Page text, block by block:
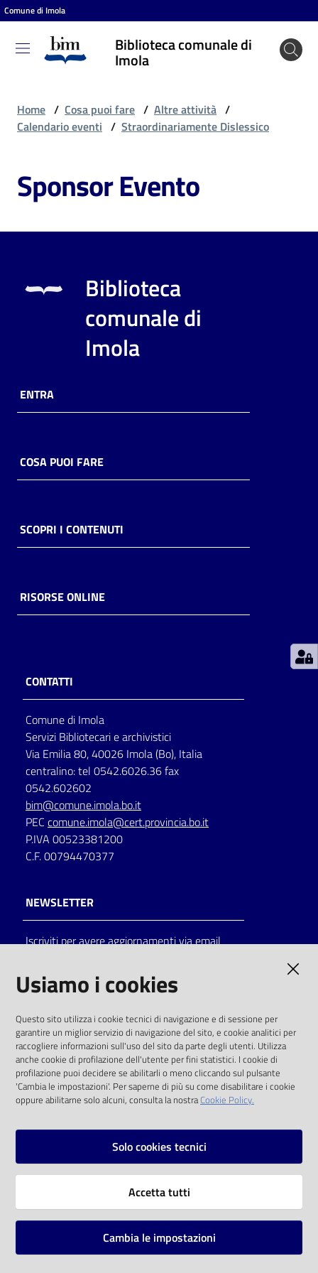
Vai al contenuto
Vai alla navigazione
Vai al footer
Comune di Imola
Biblioteca comunale di
Imola
Biblioteca
comunale
puoi
Risorse
online
Casa
Piani
storico
per
lettura
Seguici
su
Catalogo
on line
Eventi
Chiedi al
bibliotecario
Home / Cosa puoi fare / Altre attività /
Calendario eventi / Straordinariamente Dislessico
Sponsor Evento
Biblioteca
comunale di
Imola
ENTRA
COSA PUOI FARE
SCOPRI I CONTENUTI
RISORSE ONLINE
CONTATTI
Comune di Imola
Servizi Bibliotecari e archivistici
Via Emilia 80, 40026 Imola (Bo), Italia
centralino: tel 0542.6026.36 fax
0542.602602
bim@comune.imola.bo.it
PEC comune.imola@cert.provincia.bo.it
P.IVA 00523381200
C.F. 00794470377
NEWSLETTER
Iscriviti per avere aggiornamenti via email
solo alle condizioni previste dalla direttiva
comunitaria 2003/98/CE e dal d.lgs. 36/2006
SOCIAL
Instagram
Vai alla pagina
Mappa del sito
Usiamo i cookies
Questo sito utilizza i cookie tecnici di navigazione e di sessione per
garantire un miglior servizio di navigazione del sito, e cookie analitici per
raccogliere informazioni sull'uso del sito da parte degli utenti. Utilizza
anche cookie di profilazione dell'utente per fini statistici. I cookie di
profilazione puoi decidere se abilitarli o meno cliccando sul pulsante
'Cambia le impostazioni'. Per saperne di più su come disabilitare i cookie
oppure abilitarne solo alcuni, consulta la nostraCookie Policy.
Solo cookies tecnici
Accetta tutti
Cambia le impostazioni